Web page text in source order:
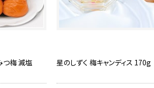
つ梅 減塩 星のしずく 梅キャンディス 170g